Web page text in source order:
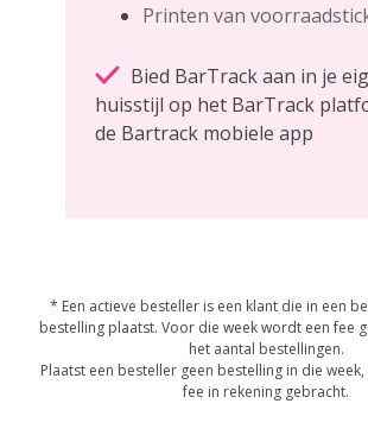
Printen van
Bied BarTrack aan in je
huisstijl op het BarTrack
de Bartrack mobiele app
* Een actieve besteller is een klant die in een
bestelling plaatst. Voor die week wordt een fee
het aantal bestellingen.
Plaatst een besteller geen bestelling in die
fee in rekening gebracht.